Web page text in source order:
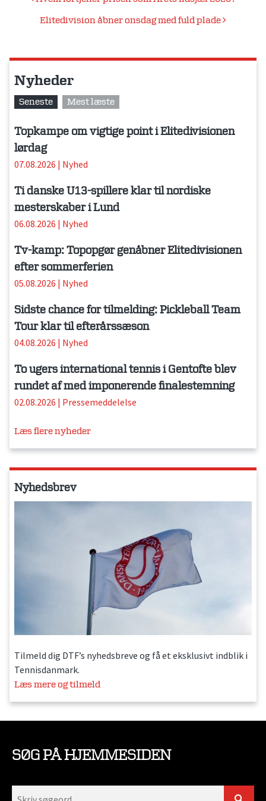
Elitedivision åbner onsdag med fuld plade
Nyheder
Seneste Mest læste
Topkampe om vigtige point i Elitedivisionen
lørdag
07.08.2026 | Nyhed
Ti danske U13-spillere klar til nordiske
mesterskaber i Lund
06.08.2026 | Nyhed
Tv-kamp: Topopgør genåbner Elitedivisionen
efter sommerferien
05.08.2026 | Nyhed
Sidste chance for tilmelding: Pickleball Team
Tour klar til efterårssæson
04.08.2026 | Nyhed
To ugers international tennis i Gentofte blev
rundet af med imponerende finalestemning
02.08.2026 | Pressemeddelelse
Læs flere nyheder
Nyhedsbrev
Tilmeld dig DTF’s nyhedsbreve og få et eksklusivt indblik i
Tennisdanmark.
Læs mere og tilmeld
SØG PÅ HJEMMESIDEN